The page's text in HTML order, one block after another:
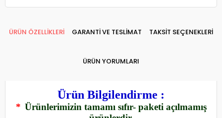
ÜRÜN ÖZELLİKLERİ GARANTİ VE TESLİMAT TAKSİT SEÇENEKLERİ
ÜRÜN YORUMLARI
Ürün Bilgilendirme :
* Ürünlerimizin tamamı sıfır- paketi açılmamış